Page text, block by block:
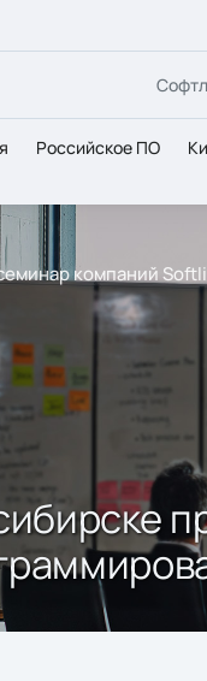
Российское ПО
компаний